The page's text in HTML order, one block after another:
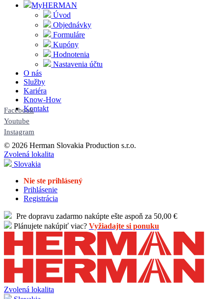
MyHERMAN
Úvod
Objednávky
Formuláre
Kupóny
Hodnotenia
Nastavenia účtu
O nás
Služby
Kariéra
Know-How
Kontakt
Facebook
Youtube
Instagram
© 2026 Herman Slovakia Production s.r.o.
Zvolená lokalita
Slovakia
Nie ste prihlásený
Prihlásenie
Registrácia
Pre dopravu zadarmo nakúpte ešte aspoň za 50,00 €
Plánujete nakúpiť viac? Vyžiadajte si ponuku
Zvolená lokalita